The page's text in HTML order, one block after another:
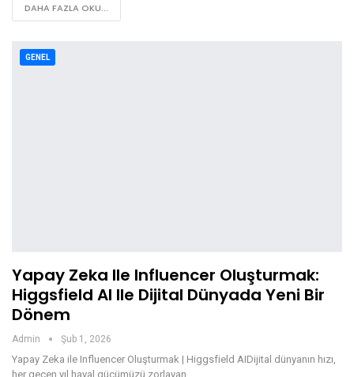
DAHA FAZLA OKU...
GENEL
Yapay Zeka Ile Influencer Oluşturmak:
Higgsfield AI Ile Dijital Dünyada Yeni Bir
Dönem
Admin Şub 1, 2026
Yapay Zeka ile Influencer Oluşturmak | Higgsfield AIDijital dünyanın hızı,
her geçen yıl hayal gücümüzü zorlayan…